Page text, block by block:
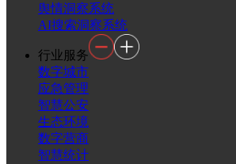
舆情洞察系统
AI搜索洞察系统
行业服务
数字城市
应急管理
智慧公安
生态环境
数字营商
智慧统计